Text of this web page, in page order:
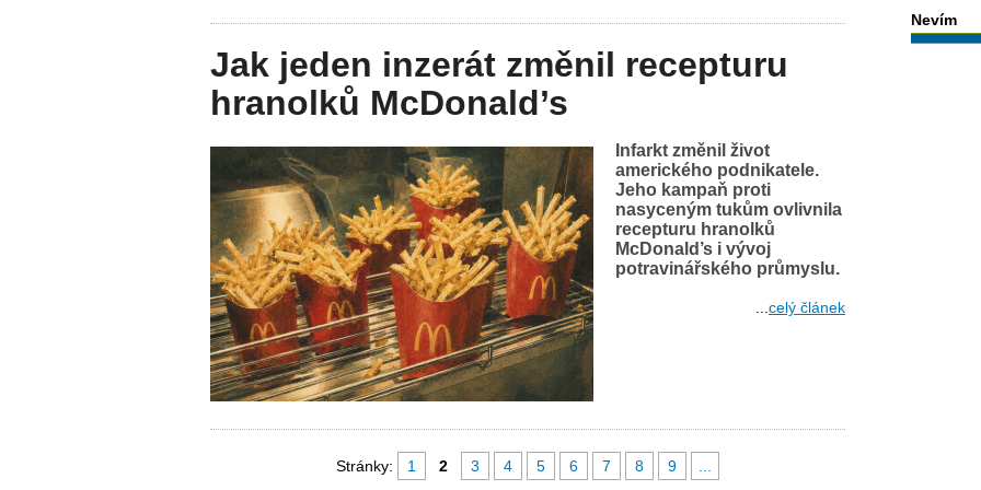
Jak jeden inzerát změnil recepturu
hranolků McDonald’s
Infarkt změnil život
amerického podnikatele.
Jeho kampaň proti
nasyceným tukům ovlivnila
recepturu hranolků
McDonald’s i vývoj
potravinářského průmyslu.
...celý článek
Stránky: 1 2 3 4 5 6 7 8 9
Nevím